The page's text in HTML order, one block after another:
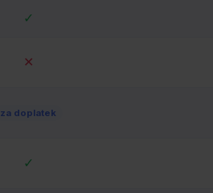
✓
✕
za doplatek
✓